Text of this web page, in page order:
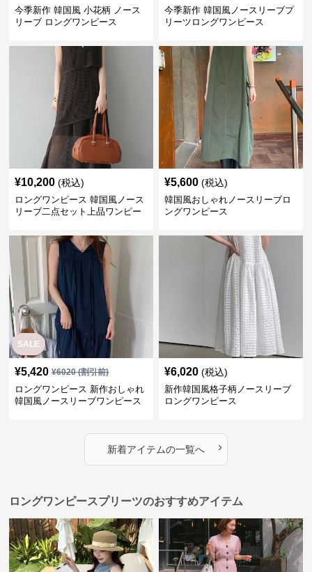
今季新作 韓国風 小花柄 ノース
リーブ ロングワンピース
今季新作 韓国風ノースリーブプ
リーツロングワンピース
¥10,200 (税込)
ロングワンピース 韓国風ノース
リーブ二点セット上品ワンピー
¥5,600 (税込)
韓国風おしゃれノースリーブロ
ングワンピース
SALE
¥5,420 ¥6020(割引前)
ロングワンピース 新作おしゃれ
韓国風ノースリーブワンピース
¥6,020 (税込)
新作韓国風格子柄ノースリーブ
ロングワンピース
新着アイテムの一覧へ ›
ロングワンピースプリーツのおすすめアイテム